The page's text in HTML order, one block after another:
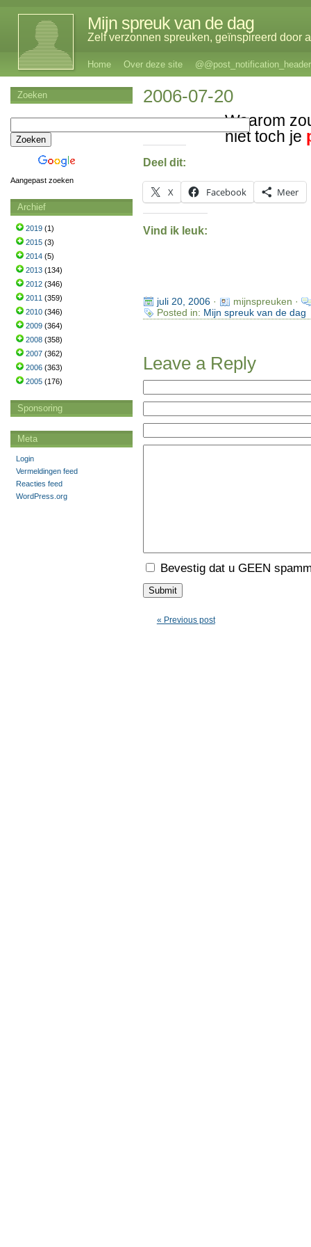
Mijn spreuk van de dag
Zelf verzonnen spreuken, geïnspireerd door
Home Over deze site @@post_notification_header
2006-07-20
Waarom
niet toch je
Deel dit:
X Facebook Meer
Vind ik leuk:
juli 20, 2006·
mijnspreuken ·
Posted in: Mijn spreuk van de dag
Leave a Reply
Bevestig dat u GEEN
« Previous post
Zoeken
Aangepast zoeken
Archief
2019 (1)
2015 (3)
2014 (5)
2013 (134)
2012 (346)
2011 (359)
2010 (346)
2009 (364)
2008 (358)
2007 (362)
2006 (363)
2005 (176)
Sponsoring
Meta
Login
Vermeldingen feed
Reacties feed
WordPress.org